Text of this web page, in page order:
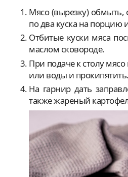
Мясо (вырезку)
по два куска на
Отбитые куски мяса
маслом сковороде.
При подаче к столу
или воды и
На гарнир дать
также жареный